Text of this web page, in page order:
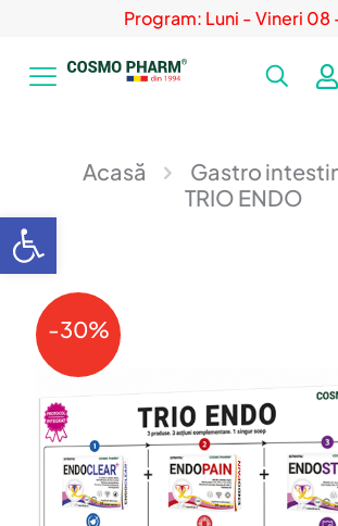
Program: Luni - Vineri 08
Acasă
Gastro
TRIO ENDO
-30%
Deschide bara de unelte